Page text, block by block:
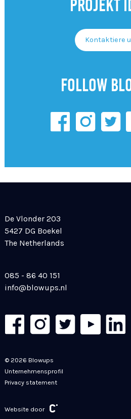
Projekt
Kontaktiere
Follow
De Vlonder 203
5427 DG Boekel
The Netherlands
085 - 86 40 151
info@blowups.nl
© 2026 Blowups
Unternehmensprofil
Privacy statement
Website door